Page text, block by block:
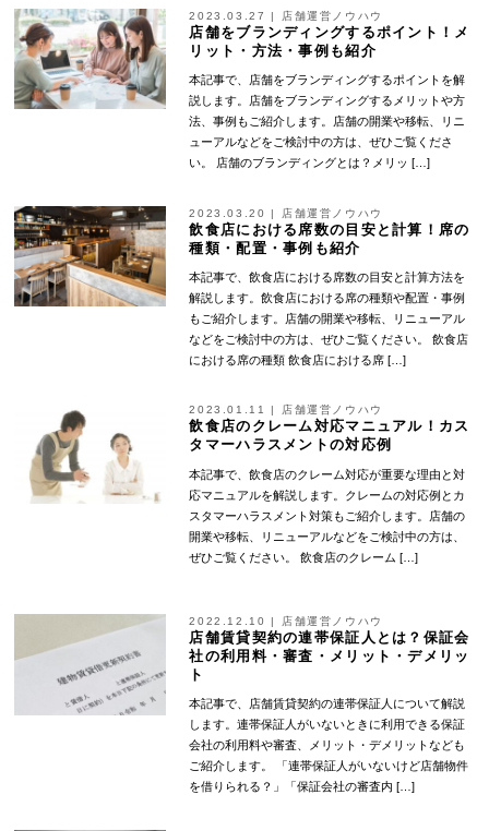
2023.03.27 | 店舗運営ノウハウ
店舗をブランディングするポイント！メ
リット・方法・事例も紹介
本記事で、店舗をブランディングするポイントを解
説します。店舗をブランディングするメリットや方
法、事例もご紹介します。店舗の開業や移転、リニ
ューアルなどをご検討中の方は、ぜひご覧くださ
い。 店舗のブランディングとは？メリッ […]
2023.03.20 | 店舗運営ノウハウ
飲食店における席数の目安と計算！席の
種類・配置・事例も紹介
本記事で、飲食店における席数の目安と計算方法を
解説します。飲食店における席の種類や配置・事例
もご紹介します。店舗の開業や移転、リニューアル
などをご検討中の方は、ぜひご覧ください。 飲食店
における席の種類 飲食店における席 […]
2023.01.11 店舗運営ノウハウ
飲食店のクレーム対応マニュアル！カス
タマーハラスメントの対応例
本記事で、飲食店のクレーム対応が重要な理由と対
応マニュアルを解説します。クレームの対応例とカ
スタマーハラスメント対策もご紹介します。店舗の
開業や移転、リニューアルなどをご検討中の方は、
ぜひご覧ください。 飲食店のクレーム […]
2022.12.10 | 店舗運営ノウハウ
店舗賃貸契約の連帯保証人とは？保証会
社の利用料・審査・メリット・デメリッ
ト
本記事で、店舗賃貸契約の連帯保証人について解説
します。連帯保証人がいないときに利用できる保証
会社の利用料や審査、メリット・デメリットなども
ご紹介します。 「連帯保証人がいないけど店舗物件
を借りられる？」「保証会社の審査内 […]